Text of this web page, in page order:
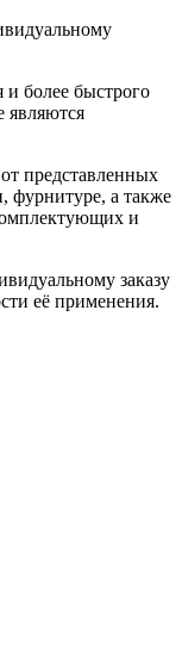
более быстрого
являются
представленных
фурнитуре, а также
и
заказу
её применения.